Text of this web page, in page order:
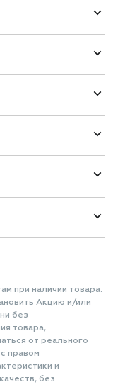
при наличии товара.
Акцию и/или
без
товара,
от реального
правом
и
без